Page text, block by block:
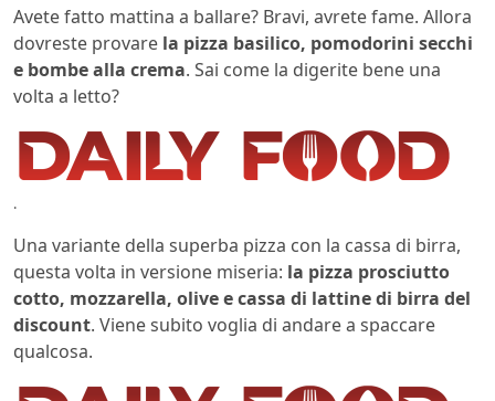
Avete fatto mattina a ballare? Bravi, avrete fame. Allora
dovreste provare la pizza basilico, pomodorini secchi
e bombe alla crema. Sai come la digerite bene una
volta a letto?
.
Una variante della superba pizza con la cassa di birra,
questa volta in versione miseria: la pizza prosciutto
cotto, mozzarella, olive e cassa di lattine di birra del
discount. Viene subito voglia di andare a spaccare
qualcosa.